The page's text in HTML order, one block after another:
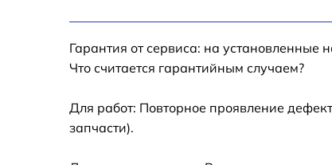
Замена электросхемы Samsung RB-31
FERNCBC
Устранение засора трубопровода
Гарантия от сервиса: на установленные
Что считается гарантийным случаем?
Для работ: Повторное проявление
запчасти).